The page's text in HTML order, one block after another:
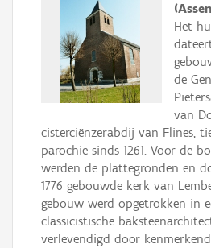
Het
de
van
cisterciënzerabdij van Flines,
parochie sinds 1261. Voor de
werden de plattegronden en
1776 gebouwde kerk van
gebouw werd opgetrokken in
classicistische
verlevendigd door